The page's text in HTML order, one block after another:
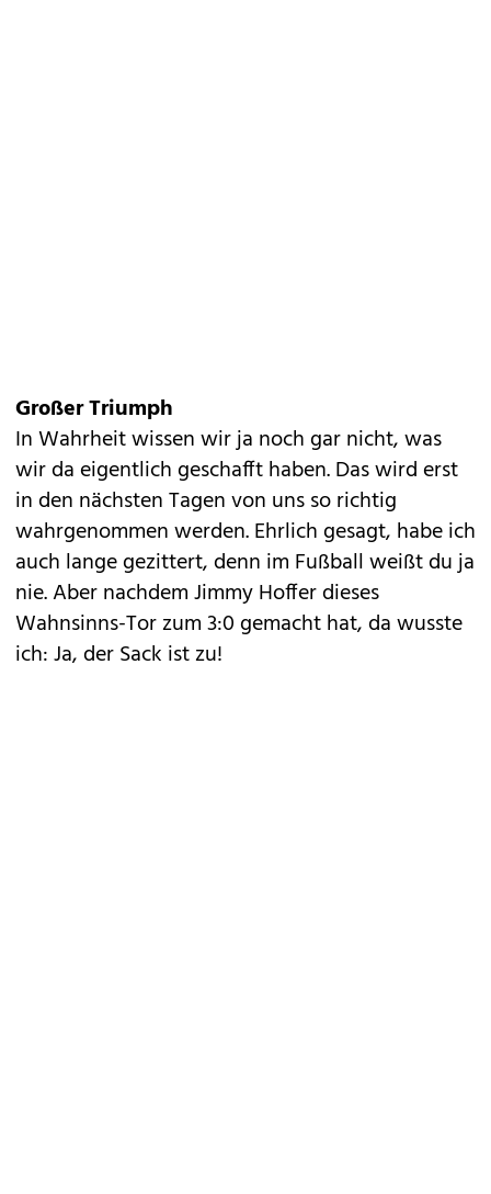
Großer Triumph
In Wahrheit wissen wir ja noch gar nicht, was
wir da eigentlich geschafft haben. Das wird erst
in den nächsten Tagen von uns so richtig
wahrgenommen werden. Ehrlich gesagt, habe ich
auch lange gezittert, denn im Fußball weißt du ja
nie. Aber nachdem Jimmy Hoffer dieses
Wahnsinns-Tor zum 3:0 gemacht hat, da wusste
ich: Ja, der Sack ist zu!